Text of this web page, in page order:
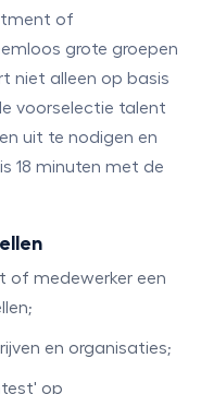
of
grote groepen
niet alleen op basis
voorselectie talent
uit te nodigen en
18 minuten met de
of medewerker een
en organisaties;
op